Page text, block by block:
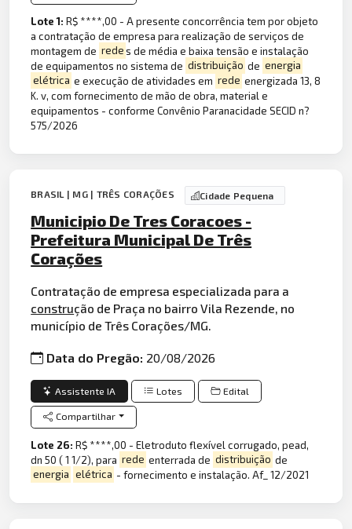
Lote 1:R$ ****,00 - A presente concorrência tem por objeto
a contratação de empresa para realização de serviços de
montagem de redes de média e baixa tensão e instalação
de equipamentos no sistema de distribuição de energia
elétrica e execução de atividades em rede energizada 13, 8
K. v, com fornecimento de mão de obra, material e
equipamentos - conforme Convênio Paranacidade SECID n?
575/2026
BRASIL | MG | TRÊS CORAÇÕES Cidade Pequena
Municipio De Tres Coracoes -
Prefeitura Municipal De Três
Corações
Contratação de empresa especializada para a
construção de Praça no bairro Vila Rezende, no
município de Três Corações/MG.
Data do Pregão: 20/08/2026
Assistente IA Lotes Edital
Compartilhar
Lote 26:R$ ****,00 - Eletroduto flexível corrugado, pead,
dn 50 ( 1 1/2), para rede enterrada de distribuição de
energia elétrica - fornecimento e instalação. Af_ 12/2021